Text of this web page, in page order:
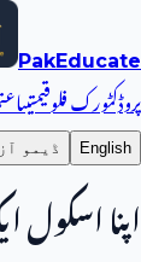
PakEducate
پروڈکٹورک فلوقیمتیں
English ڈیمو
اپنا